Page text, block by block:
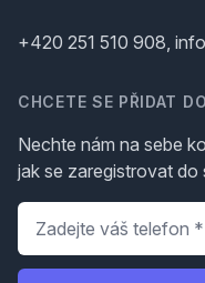
+420 251 510 908,
CHCETE SE PŘIDAT
Nechte nám na sebe
jak se zaregistrovat do
Telefon